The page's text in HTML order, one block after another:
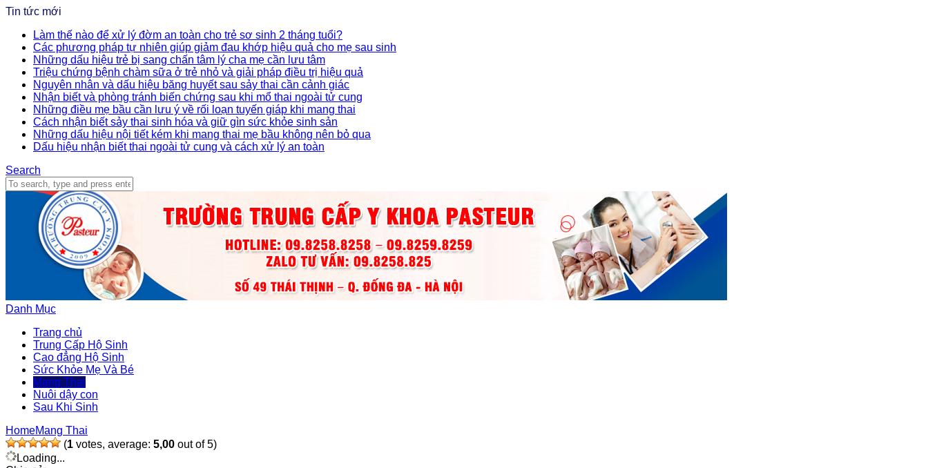
Tin tức mới
Làm thế nào để xử lý đờm an toàn cho trẻ sơ sinh 2 tháng tuổi?
Các phương pháp tự nhiên giúp giảm đau khớp hiệu quả cho mẹ sau sinh
Những dấu hiệu trẻ bị sang chấn tâm lý cha mẹ cần lưu tâm
Triệu chứng bệnh chàm sữa ở trẻ nhỏ và giải pháp điều trị hiệu quả
Nguyên nhân và dấu hiệu băng huyết sau sảy thai cần cảnh giác
Nhận biết và phòng tránh biến chứng sau khi mổ thai ngoài tử cung
Những điều mẹ bầu cần lưu ý về rối loạn tuyến giáp khi mang thai
Cách nhận biết sảy thai sinh hóa và giữ gìn sức khỏe sinh sản
Những dấu hiệu nội tiết kém khi mang thai mẹ bầu không nên bỏ qua
Dấu hiệu nhận biết thai ngoài tử cung và cách xử lý an toàn
Search
Danh Mục
Trang chủ
Trung Cấp Hộ Sinh
Cao đẳng Hộ Sinh
Sức Khỏe Mẹ Và Bé
Mang Thai
Nuôi dậy con
Sau Khi Sinh
HomeMang Thai
(1 votes, average: 5,00 out of 5)
Loading...